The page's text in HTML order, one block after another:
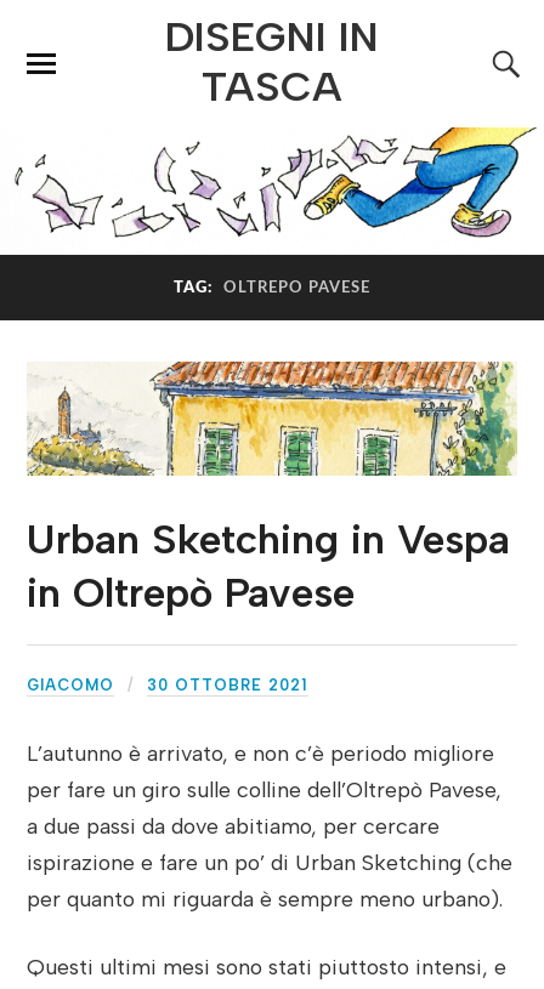
DISEGNI IN
TASCA
TAG: OLTREPO PAVESE
Urban Sketching in Vespa
in Oltrepò Pavese
GIACOMO 30 OTTOBRE 2021
L’autunno è arrivato, e non c’è periodo migliore
per fare un giro sulle colline dell’Oltrepò Pavese,
a due passi da dove abitiamo, per cercare
ispirazione e fare un po’ di Urban Sketching (che
per quanto mi riguarda è sempre meno urbano).
Questi ultimi mesi sono stati piuttosto intensi, e